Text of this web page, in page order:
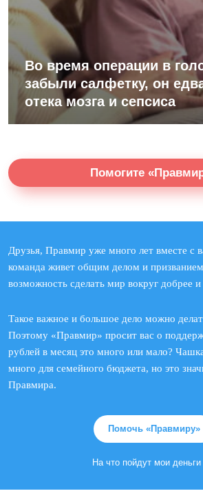
Во время операции в
забыли салфетку, он
отека мозга и сепсиса
Помогите
Друзья, Правмир уже много лет вместе с
команда живет общим делом и
возможность сделать мир вокруг добрее
Такое важное и большое дело можно
Поэтому «Правмир» просит вас о
рублей в месяц это много или мало?
много для семейного бюджета, но это
Правмира.
Помочь «Правмиру»
На что пойдут мои деньги